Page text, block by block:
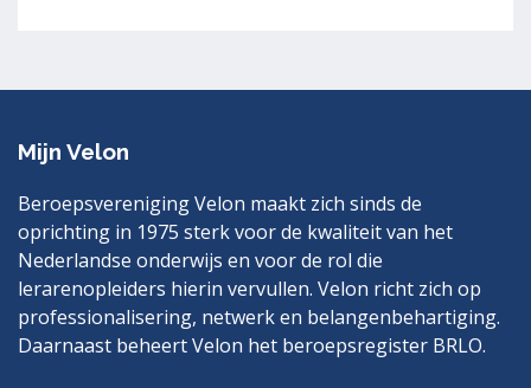
Mijn Velon
Beroepsvereniging Velon maakt zich sinds de
oprichting in 1975 sterk voor de kwaliteit van het
Nederlandse onderwijs en voor de rol die
lerarenopleiders hierin vervullen. Velon richt zich op
professionalisering, netwerk en belangenbehartiging.
Daarnaast beheert Velon het beroepsregister BRLO.